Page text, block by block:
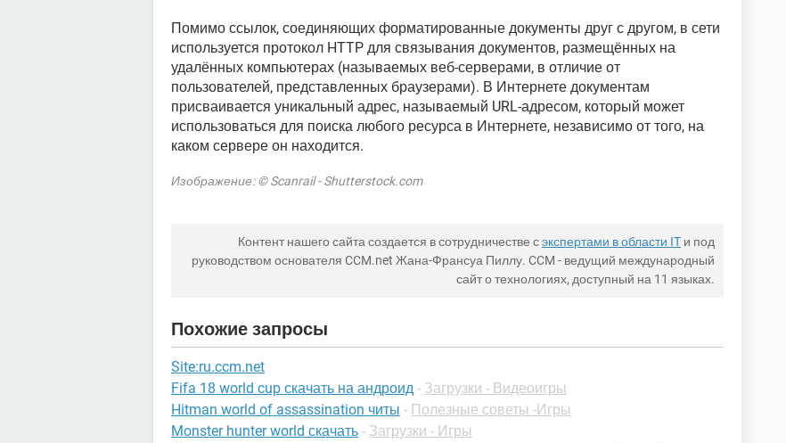
Помимо ссылок, соединяющих форматированные документы друг с другом, в сети
используется протокол HTTP для связывания документов, размещённых на
удалённых компьютерах (называемых веб-серверами, в отличие от
пользователей, представленных браузерами). В Интернете документам
присваивается уникальный адрес, называемый URL-адресом, который может
использоваться для поиска любого ресурса в Интернете, независимо от того, на
каком сервере он находится.
Изображение: © Scanrail - Shutterstock.com
Контент нашего сайта создается в сотрудничестве сэкспертами в области IT и под
руководством основателя CCM.net Жана-Франсуа Пиллу. CCM - ведущий международный
сайт о технологиях, доступный на 11 языках.
Похожие запросы
Site:ru.ccm.net
Fifa 18 world cup скачать на андроид - Загрузки - Видеоигры
Hitman world of assassination читы - Полезные советы -Игры
Monster hunter world скачать - Загрузки - Игры